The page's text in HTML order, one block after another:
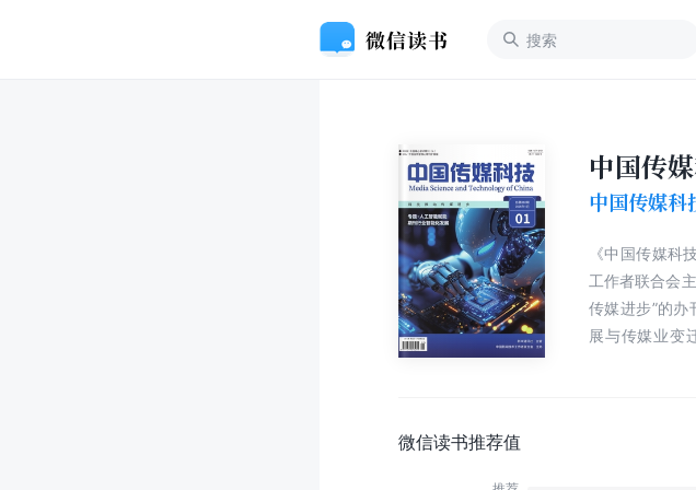
中国传
中国传媒科
《中国传媒科
工作者联合会
传媒进步”的办
展与传媒业变
微信读书推荐值